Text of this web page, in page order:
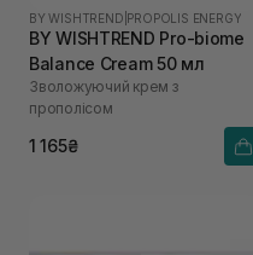
BY WISHTREND PROPOLIS ENERGY
BY WISHTREND Pro-biome
Balance Cream 50 мл
Зволожуючий крем з
прополісом
1 165₴